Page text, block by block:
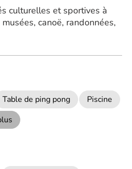
culturelles et sportives à
canoë, randonnées,
Table de ping pong
Piscine